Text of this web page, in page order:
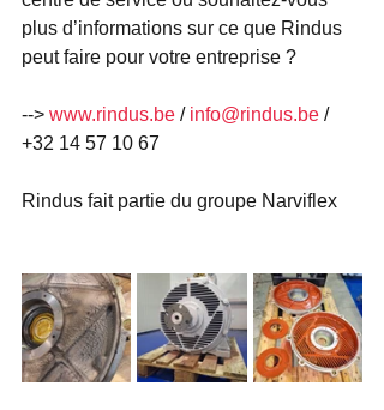
plus d’informations sur ce que Rindus
peut faire pour votre entreprise ?
--> www.rindus.be / info@rindus.be /
+32 14 57 10 67
Rindus fait partie du groupe Narviflex